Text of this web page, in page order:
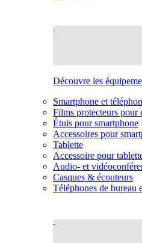
Découvre les
Smartphone et
Films protecteurs pour
Étuis pour smartphone
Accessoires pour
Tablette
Accessoire pour
Audio- et
Casques & écouteurs
Téléphones de bureau